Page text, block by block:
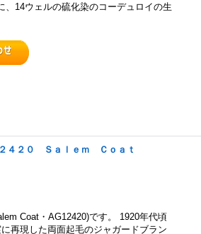
14ウェルの硫化染のコーデュロイの生
４２０ Ｓａｌｅｍ Ｃｏａｔ
Coat・AG12420)です。 1920年代頃
再現した両面起毛のジャガードブラン